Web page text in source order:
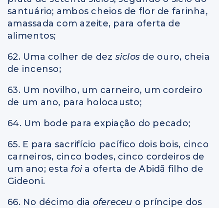
santuário; ambos cheios de flor de farinha,
amassada com azeite, para oferta de
alimentos;
62. Uma colher de dez siclos de ouro, cheia
de incenso;
63. Um novilho, um carneiro, um cordeiro
de um ano, para holocausto;
64. Um bode para expiação do pecado;
65. E para sacrifício pacífico dois bois, cinco
carneiros, cinco bodes, cinco cordeiros de
um ano; esta foi a oferta de Abidã filho de
Gideoni.
66. No décimo dia ofereceu o príncipe dos